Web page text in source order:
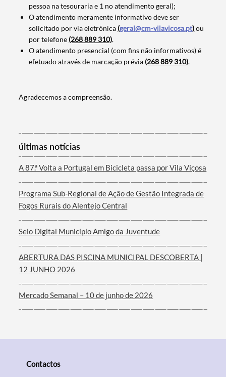
Termo de Pesquisa
Categorias gerais
Filtros
pessoa na tesouraria e 1 no atendimento geral);
O atendimento meramente informativo deve ser
solicitado por via eletrónica (geral@cm-vilavicosa.pt)ou
por telefone (268 889 310).
O atendimento presencial (com fins não informativos) é
efetuado através de marcação prévia (268 889 310).
Agradecemos a compreensão.
últimas notícias
A 87.ª Volta a Portugal em Bicicleta passa por Vila Viçosa
Programa Sub-Regional de Ação de Gestão Integrada de
Fogos Rurais do Alentejo Central
Selo Digital Município Amigo da Juventude
ABERTURA DAS PISCINA MUNICIPAL DESCOBERTA |
12 JUNHO 2026
Mercado Semanal – 10 de junho de 2026
Contactos